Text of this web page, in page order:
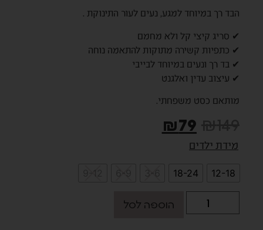
הבד רך במיוחד למגע, נעים לעור התינוקת .
✔ סריג קיצי קל ולא מחמם
✔ כתפיות קשירה מתוקות להתאמה נוחה
✔ בד רך ונעים במיוחד לבייבי
✔ עיצוב עדין ואלגנט
מותאם כסט משפחתי.
₪79
מידת ילדים
12-18
18-24
הוספה לסל